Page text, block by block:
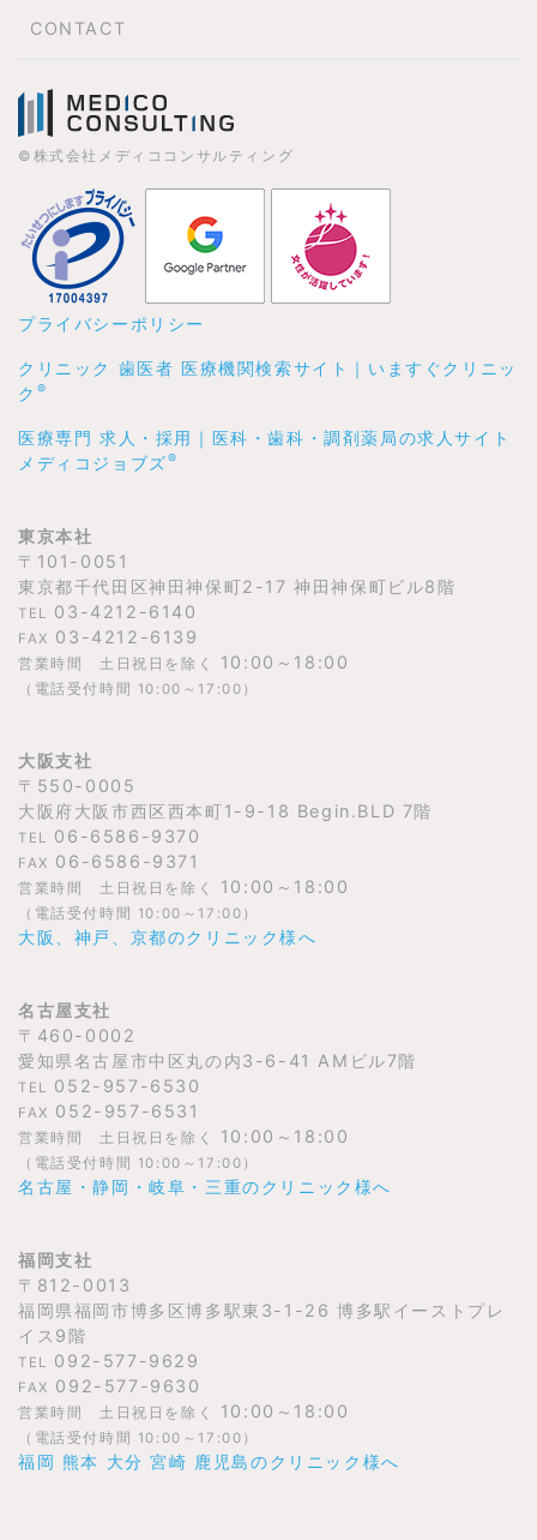
CONTACT
©株式会社メディココンサルティング
プライバシーポリシー
クリニック 歯医者 医療機関検索サイト｜いますぐクリニッ
ク ®
医療専門 求人・採用｜医科・歯科・調剤薬局の求人サイト
メディコジョブズ®
東京本社
〒101-0051
東京都千代田区神田神保町2-17 神田神保町ビル8階
TEL 03-4212-6140
FAX 03-4212-6139
営業時間 土日祝日を除く 10:00～18:00
（電話受付時間 10:00～17:00）
大阪支社
〒550-0005
大阪府大阪市西区西本町1-9-18 Begin.BLD 7階
TEL 06-6586-9370
FAX 06-6586-9371
営業時間 土日祝日を除く 10:00～18:00
（電話受付時間 10:00～17:00）
大阪、神戸、京都のクリニック様へ
名古屋支社
〒460-0002
愛知県名古屋市中区丸の内3-6-41 AMビル7階
TEL 052-957-6530
FAX 052-957-6531
営業時間 土日祝日を除く 10:00～18:00
（電話受付時間 10:00～17:00）
名古屋・静岡・岐阜・三重のクリニック様へ
福岡支社
〒812-0013
福岡県福岡市博多区博多駅東3-1-26 博多駅イーストプレ
イス9階
TEL 092-577-9629
FAX 092-577-9630
営業時間 土日祝日を除く 10:00～18:00
（電話受付時間 10:00～17:00）
福岡 熊本 大分 宮崎 鹿児島のクリニック様へ